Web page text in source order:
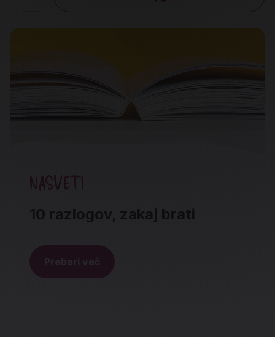
NASVETI
10 razlogov, zakaj brati
Preberi več